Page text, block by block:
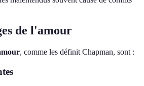
de l'amour
, comme les définit Chapman, sont :